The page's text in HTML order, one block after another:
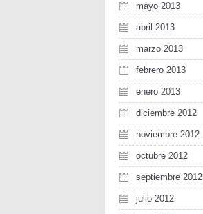
mayo 2013
abril 2013
marzo 2013
febrero 2013
enero 2013
diciembre 2012
noviembre 2012
octubre 2012
septiembre 2012
julio 2012